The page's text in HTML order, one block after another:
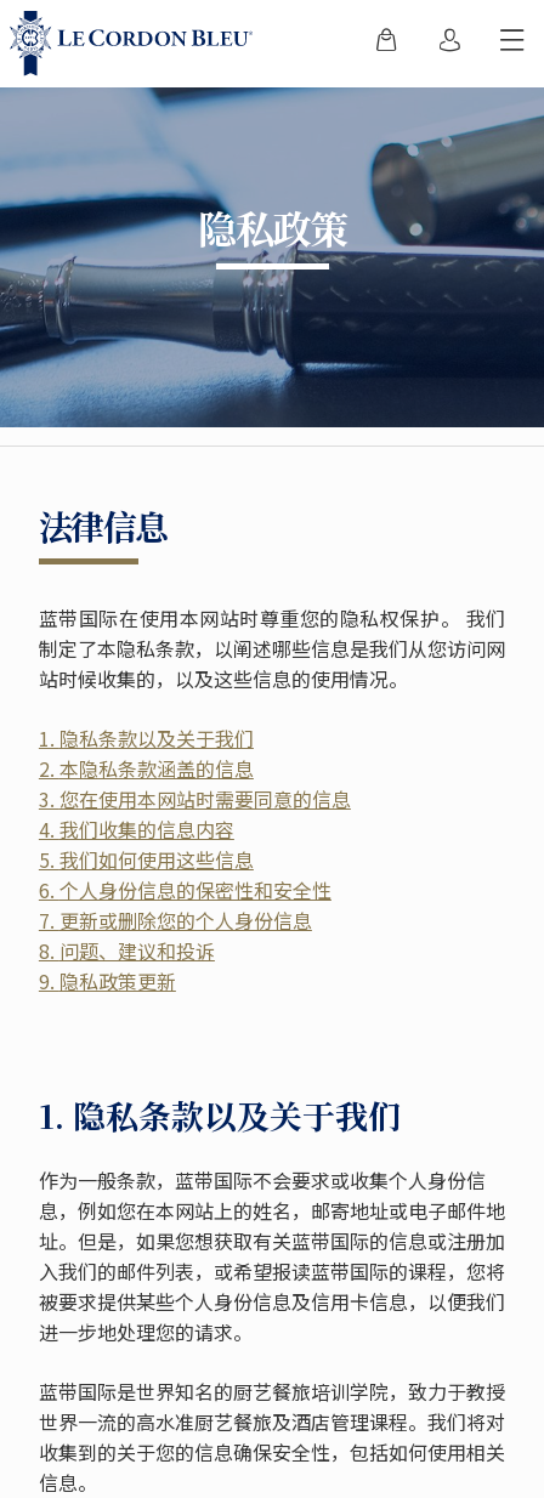
隐私政策
法律信息
蓝带国际在使用本网站时尊重您的隐私权保护。 我们
制定了本隐私条款，以阐述哪些信息是我们从您访问网
站时候收集的，以及这些信息的使用情况。
1. 隐私条款以及关于我们
2. 本隐私条款涵盖的信息
3. 您在使用本网站时需要同意的信息
4. 我们收集的信息内容
5. 我们如何使用这些信息
6. 个人身份信息的保密性和安全性
7. 更新或删除您的个人身份信息
8. 问题、建议和投诉
9. 隐私政策更新
1. 隐私条款以及关于我们
作为一般条款，蓝带国际不会要求或收集个人身份信
息，例如您在本网站上的姓名，邮寄地址或电子邮件地
址。但是，如果您想获取有关蓝带国际的信息或注册加
入我们的邮件列表，或希望报读蓝带国际的课程，您将
被要求提供某些个人身份信息及信用卡信息，以便我们
进一步地处理您的请求。
蓝带国际是世界知名的厨艺餐旅培训学院，致力于教授
世界一流的高水准厨艺餐旅及酒店管理课程。我们将对
收集到的关于您的信息确保安全性，包括如何使用相关
信息。